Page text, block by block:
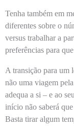
Tenha também em
diferentes sobre o
versus trabalhar a
preferências para
A transição para um
não uma viagem
adequa a si – e ao
início não saberá
Basta tirar algum